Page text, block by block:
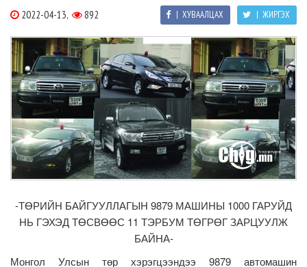
2022-04-13, 892 | ЖИРГЭХ
| ХУВААЛЦАХ
-ТӨРИЙН БАЙГУУЛЛАГЫН 9879 МАШИНЫ 1000 ГАРУЙД
НЬ ГЭХЭД ТӨСВӨӨС 11 ТЭРБУМ ТӨГРӨГ ЗАРЦУУЛЖ
БАЙНА-
Монгол Улсын төр хэрэгцээндээ 9879 автомашин